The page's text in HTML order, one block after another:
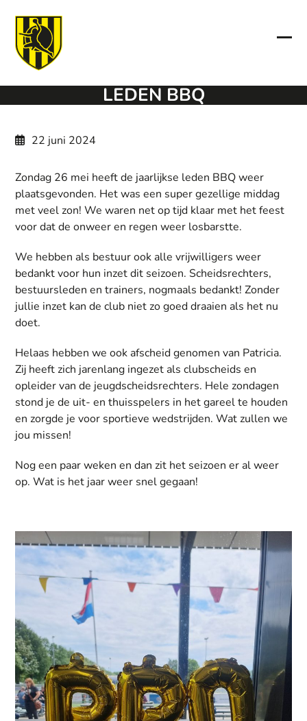
content
LEDEN BBQ
22 juni 2024
Zondag 26 mei heeft de jaarlijkse leden BBQ weer
plaatsgevonden. Het was een super gezellige middag
met veel zon! We waren net op tijd klaar met het feest
voor dat de onweer en regen weer losbarstte.
We hebben als bestuur ook alle vrijwilligers weer
bedankt voor hun inzet dit seizoen. Scheidsrechters,
bestuursleden en trainers, nogmaals bedankt! Zonder
jullie inzet kan de club niet zo goed draaien als het nu
doet.
Helaas hebben we ook afscheid genomen van Patricia.
Zij heeft zich jarenlang ingezet als clubscheids en
opleider van de jeugdscheidsrechters. Hele zondagen
stond je de uit- en thuisspelers in het gareel te houden
en zorgde je voor sportieve wedstrijden. Wat zullen we
jou missen!
Nog een paar weken en dan zit het seizoen er al weer
op. Wat is het jaar weer snel gegaan!